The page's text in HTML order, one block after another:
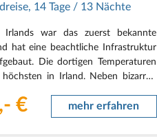
, 14 Tage / 13 Nächte
Irlands war das zuerst bekannte
hat eine beachtliche Infrastruktur
Die dortigen Temperaturen
in Irland. Neben bizarren
mit tollen Sandstränden und eine…
€ mehr erfahren